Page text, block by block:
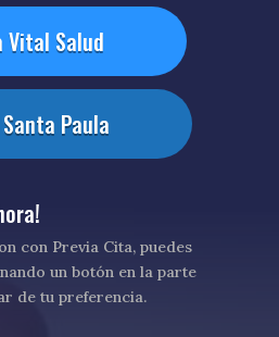
Vital Salud
Paula
con Previa Cita, puedes
un botón en la parte
de tu preferencia.